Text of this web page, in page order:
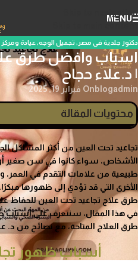
Skip to navigation
MENU
دكتور جلدية في مصر , تجميل الوجه, عيادة
اسباب وافضل طرق
| د.علاء حجاح
blogadmin On فبراير 19, 2025
محتويات المقالة
تجاعيد تحت العين من أكثر المشاكل
الأشخاص، سواء كانوا في سن صغير أو
طبيعية من علامات التقدم في العمر،
الأخرى التي قد تؤدي إلى ظهورها
طرق علاج تجاعيد تحت العين للحفاظ
في هذا المقال، سنتعرف على أسباب
طرق العلاج المتاحة، مع نصائح من د.
أسباب ظهور